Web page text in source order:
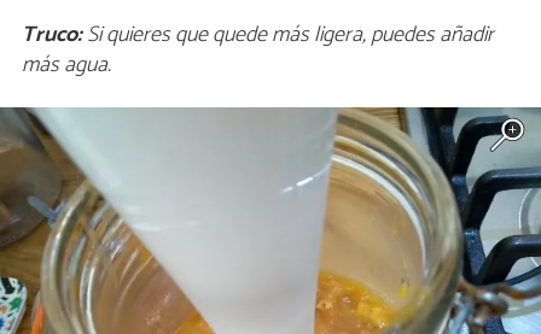
Truco:Si quieres que quede más ligera, puedes añadir
más agua.